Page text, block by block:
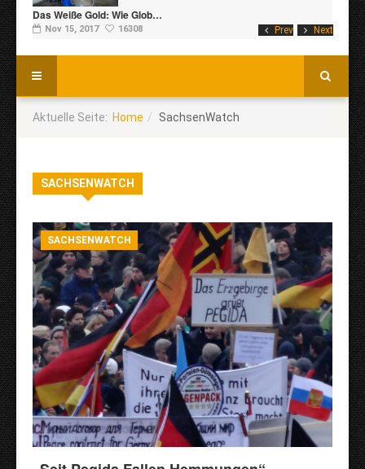
Prev Next
Das Weiße Gold: Wie Glob…
Nov 15, 2017 16308
Aktuelle Seite: Home SachsenWatch
SACHSENWATCH
SACHSENWATCH